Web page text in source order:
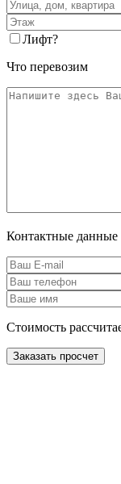
Лифт?
Что перевозим
Контактные данные
Стоимость
Заказать просчет